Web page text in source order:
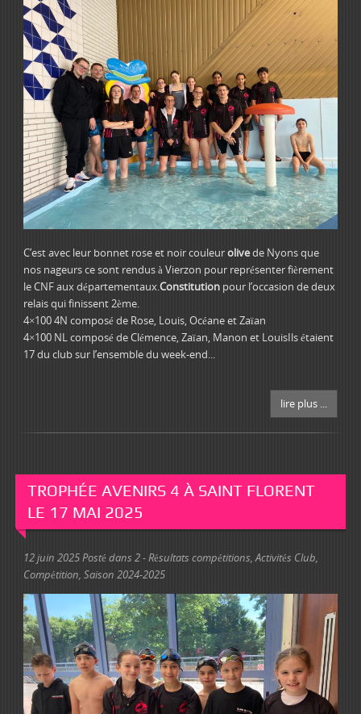
C’est avec leur bonnet rose et noir couleurolivede Nyons que
nos nageurs ce sont rendus à Vierzon pour représenter fièrement
le CNF aux départementaux.Constitutionpour l’occasion de deux
relais qui finissent 2ème.
4×100 4N composé de Rose, Louis, Océane et Zaïan
4×100 NL composé de Clémence, Zaïan, Manon et LouisIls étaient
17 du club sur l’ensemble du week-end...
lire plus ...
TROPHÉE AVENIRS 4 À SAINT FLORENT
LE 17 MAI 2025
12 juin 2025Posté dans 2 - Résultats compétitions,Activités Club,
Compétition, Saison 2024-2025